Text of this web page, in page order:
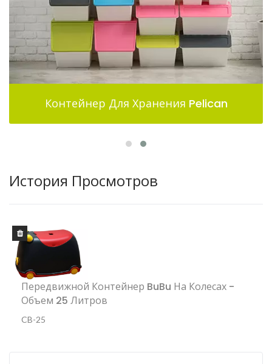
Контейнер Для Хранения Pelican
История Просмотров
Передвижной Контейнер BuBu На Колесах -
Объем 25 Литров
CB-25